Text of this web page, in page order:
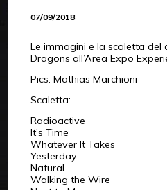
07/09/2018
Le immagini e la scaletta del
Dragons all’Area Expo
Pics. Mathias Marchioni
Scaletta:
Radioactive
It’s Time
Whatever It Takes
Yesterday
Natural
Walking the Wire